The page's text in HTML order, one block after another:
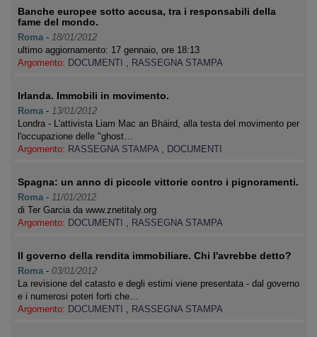
Banche europee sotto accusa, tra i responsabili della
fame del mondo.
Roma - 18/01/2012
ultimo aggiornamento: 17 gennaio, ore 18:13
Argomento: DOCUMENTI , RASSEGNA STAMPA
Irlanda. Immobili in movimento.
Roma - 13/01/2012
Londra - L'attivista Liam Mac an Bháird, alla testa del movimento per
l'occupazione delle "ghost…
Argomento: RASSEGNA STAMPA , DOCUMENTI
Spagna: un anno di piccole vittorie contro i pignoramenti.
Roma - 11/01/2012
di Ter Garcia da www.znetitaly.org
Argomento: DOCUMENTI , RASSEGNA STAMPA
Il governo della rendita immobiliare. Chi l'avrebbe detto?
Roma - 03/01/2012
La revisione del catasto e degli estimi viene presentata - dal governo
e i numerosi poteri forti che…
Argomento: DOCUMENTI , RASSEGNA STAMPA